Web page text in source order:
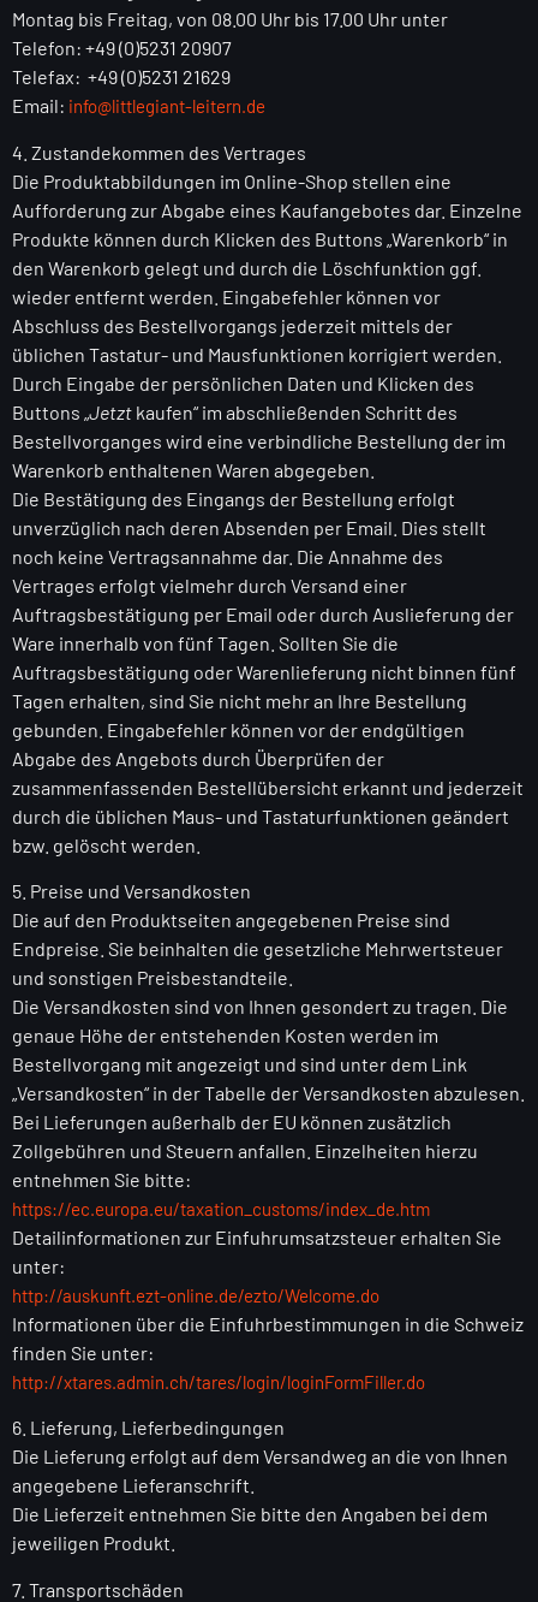
Montag bis Freitag, von 08.00 Uhr bis 17.00 Uhr unter
Telefon: +49 (0)5231 20907
Telefax: +49 (0)5231 21629
Email: info@littlegiant-leitern.de
4. Zustandekommen des Vertrages
Die Produktabbildungen im Online-Shop stellen eine
Aufforderung zur Abgabe eines Kaufangebotes dar. Einzelne
Produkte können durch Klicken des Buttons „Warenkorb“ in
den Warenkorb gelegt und durch die Löschfunktion ggf.
wieder entfernt werden. Eingabefehler können vor
Abschluss des Bestellvorgangs jederzeit mittels der
üblichen Tastatur- und Mausfunktionen korrigiert werden.
Durch Eingabe der persönlichen Daten und Klicken des
Buttons „ Jetzt kaufen“ im abschließenden Schritt des
Bestellvorganges wird eine verbindliche Bestellung der im
Warenkorb enthaltenen Waren abgegeben.
Die Bestätigung des Eingangs der Bestellung erfolgt
unverzüglich nach deren Absenden per Email. Dies stellt
noch keine Vertragsannahme dar. Die Annahme des
Vertrages erfolgt vielmehr durch Versand einer
Auftragsbestätigung per Email oder durch Auslieferung der
Ware innerhalb von fünf Tagen. Sollten Sie die
Auftragsbestätigung oder Warenlieferung nicht binnen fünf
Tagen erhalten, sind Sie nicht mehr an Ihre Bestellung
gebunden. Eingabefehler können vor der endgültigen
Abgabe des Angebots durch Überprüfen der
zusammenfassenden Bestellübersicht erkannt und jederzeit
durch die üblichen Maus- und Tastaturfunktionen geändert
bzw. gelöscht werden.
5. Preise und Versandkosten
Die auf den Produktseiten angegebenen Preise sind
Endpreise. Sie beinhalten die gesetzliche Mehrwertsteuer
und sonstigen Preisbestandteile.
Die Versandkosten sind von Ihnen gesondert zu tragen. Die
genaue Höhe der entstehenden Kosten werden im
Bestellvorgang mit angezeigt und sind unter dem Link
„Versandkosten“ in der Tabelle der Versandkosten abzulesen.
Bei Lieferungen außerhalb der EU können zusätzlich
Zollgebühren und Steuern anfallen. Einzelheiten hierzu
entnehmen Sie bitte:
https://ec.europa.eu/taxation_customs/index_de.htm
Detailinformationen zur Einfuhrumsatzsteuer erhalten Sie
unter:
http://auskunft.ezt-online.de/ezto/Welcome.do
Informationen über die Einfuhrbestimmungen in die Schweiz
finden Sie unter:
http://xtares.admin.ch/tares/login/loginFormFiller.do
6. Lieferung, Lieferbedingungen
Die Lieferung erfolgt auf dem Versandweg an die von Ihnen
angegebene Lieferanschrift.
Die Lieferzeit entnehmen Sie bitte den Angaben bei dem
jeweiligen Produkt.
7. Transportschäden